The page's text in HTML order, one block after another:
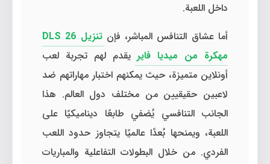
داخل اللعبة.
أما عشاق التنافس المباشر، فإن
تنزيل DLS 26
مهكرة من ميديا فايريقدم لهم تجربة لعب
أونلاين متميزة، حيث يمكنهم اختبار مهاراتهم ضد
لاعبين حقيقيين من مختلف دول العالم. هذا
الجانب التنافسي يُضفي طابعًا ديناميكيًا على
اللعبة، ويمنحها بُعدًا عالميًا يتجاوز حدود اللعب
الفردي. من خلال البطولات التفاعلية والمباريات